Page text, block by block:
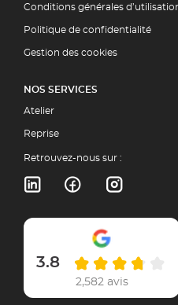
Conditions générales
Politique de confidentialité
Gestion des cookies
NOS SERVICES
Atelier
Reprise
Retrouvez-nous sur :
3.8
2,582 avis